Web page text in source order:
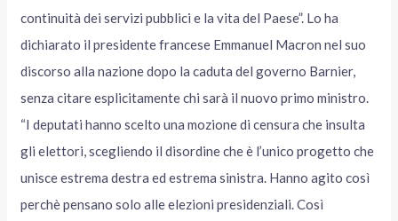
continuità dei servizi pubblici e la vita del Paese”. Lo ha
dichiarato il presidente francese Emmanuel Macron nel suo
discorso alla nazione dopo la caduta del governo Barnier,
senza citare esplicitamente chi sarà il nuovo primo ministro.
“I deputati hanno scelto una mozione di censura che insulta
gli elettori, scegliendo il disordine che è l’unico progetto che
unisce estrema destra ed estrema sinistra. Hanno agito così
perchè pensano solo alle elezioni presidenziali. Così